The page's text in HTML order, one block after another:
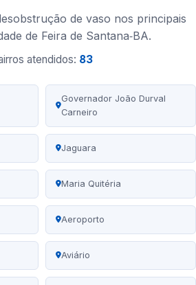
de vaso nos principais
de Feira de Santana‑BA.
atendidos: 83
Governador João Durval
Carneiro
Jaguara
Maria Quitéria
Aeroporto
Aviário